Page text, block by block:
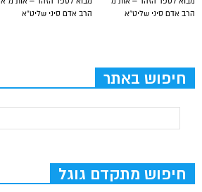
הרב אדם סיני שליט”א
הרב אדם סיני שליט”א
חיפוש באתר
חיפוש מתקדם גוגל